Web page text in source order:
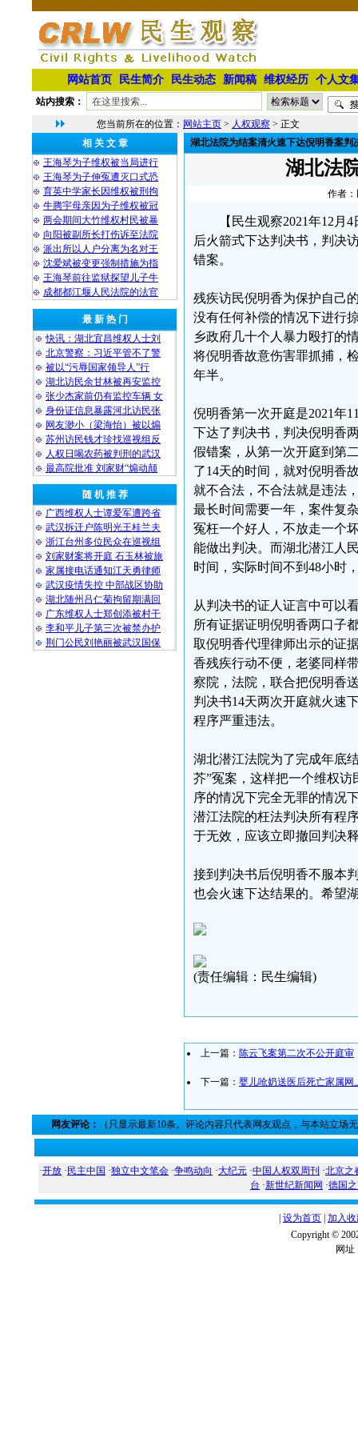
网站首页 民生简介 民生动态 新闻稿 维权经历 个人文
站内搜索：
您当前所在的位置： 网站主页 > 人权观察 > 正文
相 关 文 章
王海琴为子维权被当局进行
王海琴为子伸冤遭灭口式恐
育英中学家长因维权被刑拘
牛腾宇母亲因为子维权被冠
两会期间大竹维权村民被暴
向阳被副所长打伤诉至法院
派出所以人户分离为名对王
沈爱斌被变更强制措施为指
王海琴前往监狱探望儿子牛
成都都江堰人民法院的法官
最 新 热 门
快讯：湖北宜昌维权人士刘
北京警察：习近平管不了警
被以“污辱国家领导人”行
湖北访民余甘林被再安监控
张少杰家前仍有监控车辆 女
身份证信息暴露河北访民张
网友渺小（梁海怡）被以煽
苏州访民钱才珍找巡视组反
人权日喝农药被判刑的武汉
最高院批准 刘家财“煽动颠
随 机 推 荐
广西维权人士谭爱军遭跨省
武汉拆迁户陈明光王桂兰夫
浙江台州多位民众在巡视组
刘家财案将开庭 石玉林被旅
家属接电话通知江天勇律师
武汉疫情失控 中部战区协助
湖北随州吕仁菊拘留期满回
广东维权人士郑创添被村干
李和平儿子第三次被禁办护
荆门公民刘艳丽被武汉国保
湖北法院为结案清火速下达倪明香案判
湖北法
作者：
【民生观察2021年12
后火箭式下达判决书，判决
错案。
残疾访民倪明香为保护自己
没有任何补偿的情况下进行
乡政府几十个人暴力殴打的
将倪明香故意伤害罪抓捕，
年半。
倪明香第一次开庭是2021年
下达了判决书，判决倪明香
假错案，从第一次开庭到第
了14天的时间，就对倪明香
就不合法，不合法就是违法
最长时间需要一年，案件复
冤枉一个好人，不放走一个
能做出判决。而湖北潜江人
时间，实际时间不到48小时
从判决书的证人证言中可以
所有证据证明倪明香两口子
取倪明香代理律师出示的证
香残疾行动不便，老婆同样
察院，法院，联合把倪明香
判决书14天两次开庭就火速
程序严重违法。
湖北潜江法院为了完成年底
芥”冤案，这样把一个维权
序的情况下完全无罪的情况
潜江法院的枉法判决所有程
于无效，应该立即撤回判决
接到判决书后倪明香不服本
也会火速下达结果的。希望
(责任编辑：民生编辑)
上一篇： 陈云飞案第二次不公开庭审
下一篇： 婴儿呛奶送医后死亡家属网
网友评论： （只显示最新10条。评论内容只代表网友观点，与本站立场
·开放 · 民主中国 ·独立中文笔会 ·争鸣动向 ·大纪元 ·中国人权双周刊 ·北京之
台 ·新世纪新闻网 ·德国
设为首页 加入
Copyright ©
网址